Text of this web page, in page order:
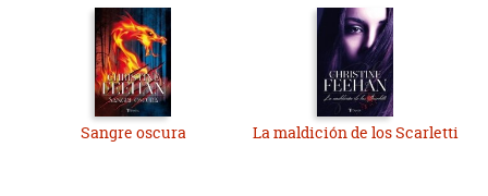
Sangre oscura La maldición de los Scarletti